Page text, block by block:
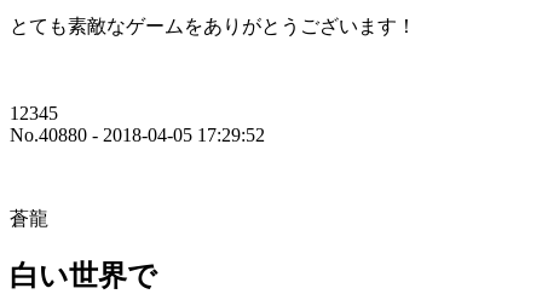
とても素敵なゲームをありがとうございます！
12345
No.40880 - 2018-04-05 17:29:52
蒼龍
白い世界で